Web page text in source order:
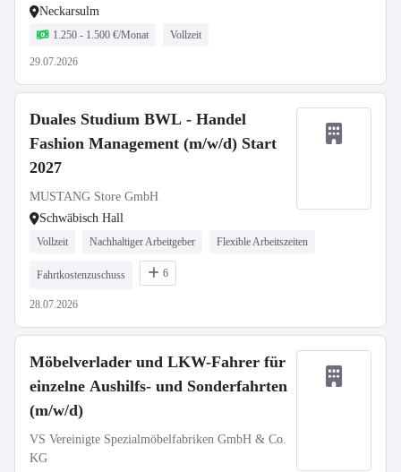
Neckarsulm
1.250 - 1.500 €/Monat Vollzeit
29.07.2026
Duales Studium BWL - Handel
Fashion Management (m/w/d) Start
2027
MUSTANG Store GmbH
Schwäbisch Hall
Vollzeit Nachhaltiger Arbeitgeber Flexible Arbeitszeiten
Fahrtkostenzuschuss 6
28.07.2026
Möbelverlader und LKW-Fahrer für
einzelne Aushilfs- und Sonderfahrten
(m/w/d)
VS Vereinigte Spezialmöbelfabriken GmbH & Co.
KG